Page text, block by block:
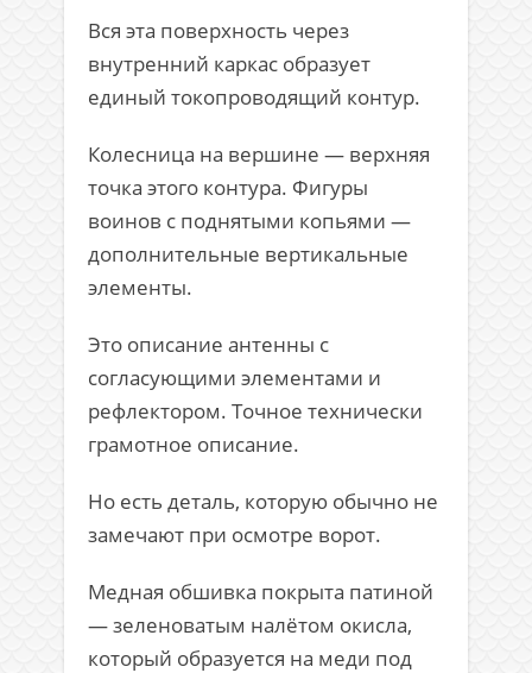
Вся эта поверхность через
внутренний каркас образует
единый токопроводящий контур.
Колесница на вершине — верхняя
точка этого контура. Фигуры
воинов с поднятыми копьями —
дополнительные вертикальные
элементы.
Это описание антенны с
согласующими элементами и
рефлектором. Точное технически
грамотное описание.
Но есть деталь, которую обычно не
замечают при осмотре ворот.
Медная обшивка покрыта патиной
— зеленоватым налётом окисла,
который образуется на меди под